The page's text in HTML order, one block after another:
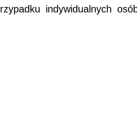
indywidualnych